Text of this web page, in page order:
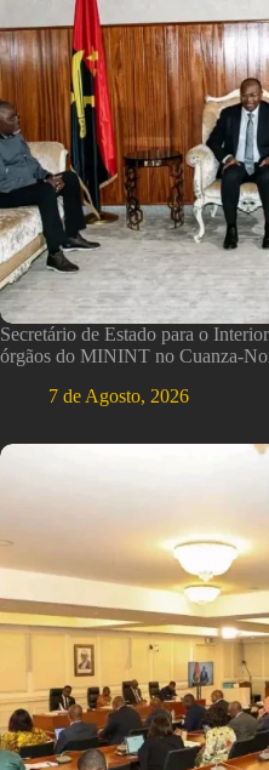
Secretário de Estado para o
órgãos do MININT no Cuanza-
7 de Agosto, 2026